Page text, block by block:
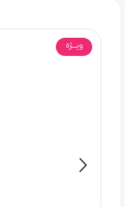
ویـــژه